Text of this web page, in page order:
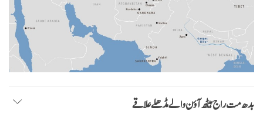
بدھ مت راج ہیٹھ آؤن والے مڈھلے علاقے